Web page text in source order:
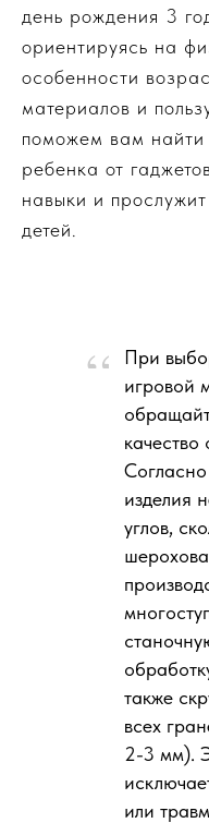
день рождения 3
ориентируясь на
особенности
материалов и
поможем вам найти
ребенка от
навыки и
детей.
При
игровой
качество
изделия
углов,
также
всех
2-3 мм).
или